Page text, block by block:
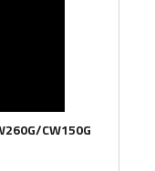
CW150G